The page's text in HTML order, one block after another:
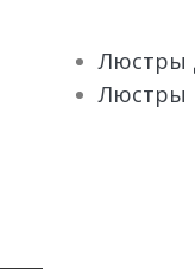
Люстры
Люстры